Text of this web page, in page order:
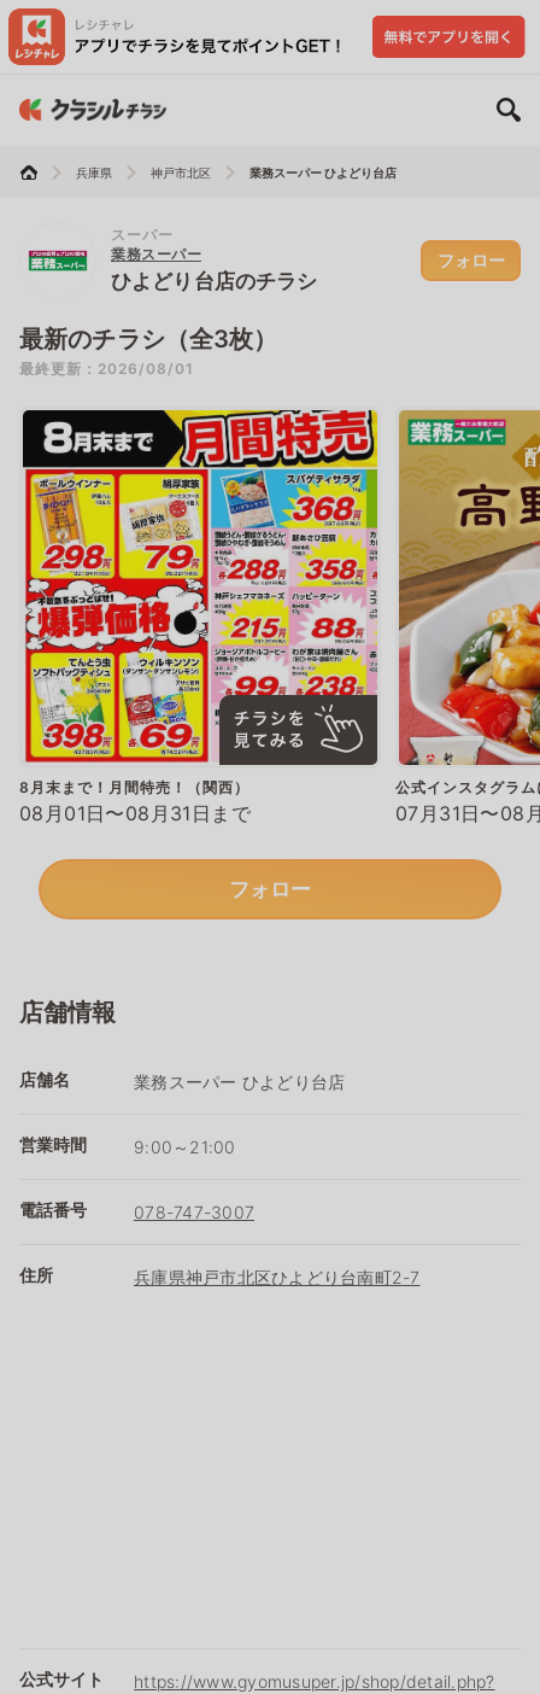
兵庫県 神戸市北区 業務スーパー ひよどり台店
スーパー
業務スーパー
ひよどり台店のチラシ
フォロー
最新のチラシ（全3枚）
最終更新：2026/08/01
8月末まで！月間特売！（関西）
08月01日〜08月31日まで
公式インスタグラ
07月31日〜08
フォロー
店舗情報
店舗名 業務スーパー ひよどり台店
営業時間 9:00～21:00
電話番号 078-747-3007
住所 兵庫県神戸市北区ひよどり台南町2-7
公式サイト
https://www.gyomusuper.jp/shop/detail.php?